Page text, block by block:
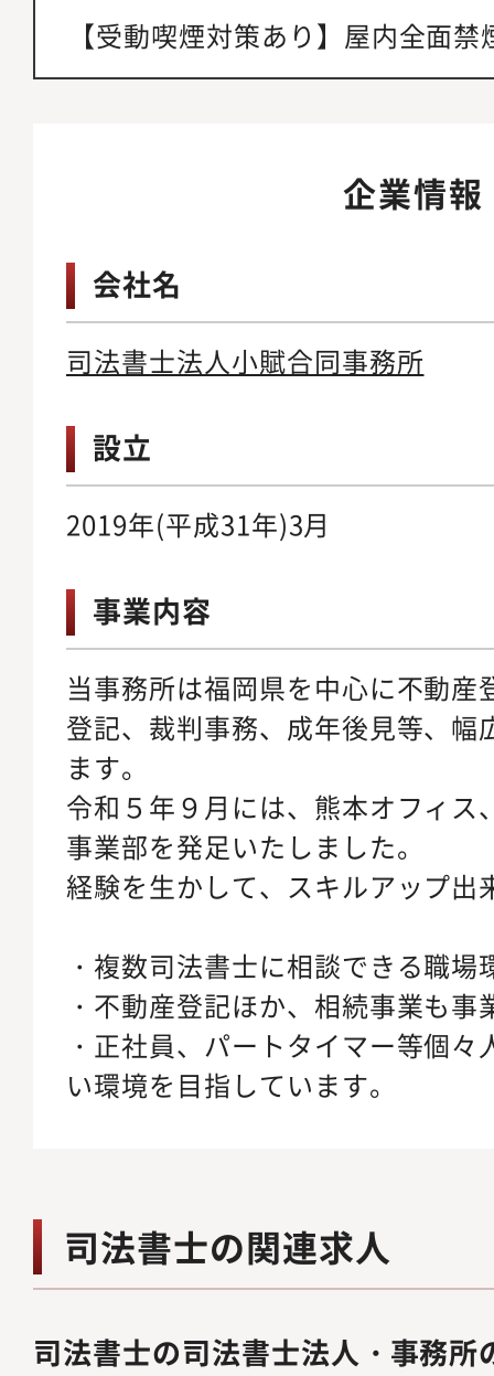
【受動喫煙対策あり】屋内全面禁
企業情報
会社名
司法書士法人小賦合同事務所
設立
2019年(平成31年)3月
事業内容
当事務所は福岡県を中心に不動産
登記、裁判事務、成年後見等、幅
ます。
令和５年９月には、熊本オフィス
事業部を発足いたしました。
経験を生かして、スキルアップ出
・複数司法書士に相談できる職場
・不動産登記ほか、相続事業も事
・正社員、パートタイマー等個
い環境を目指しています。
司法書士の関連求人
司法書士の司法書士法人・事務所